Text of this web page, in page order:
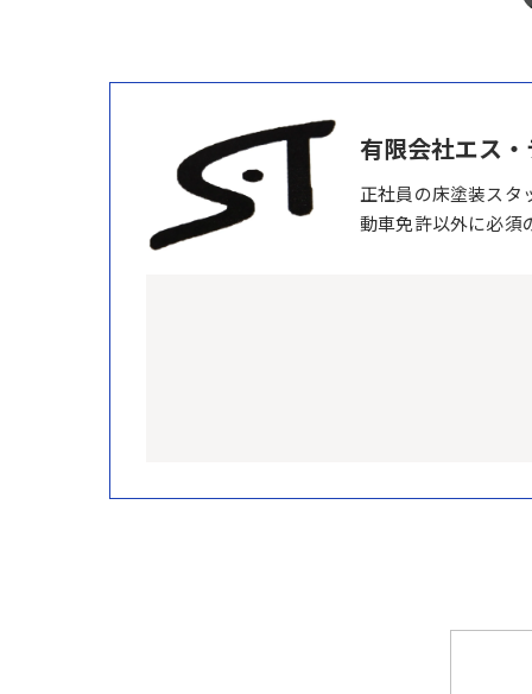
有限会社エス
正社員の床塗装スタ
動車免許以外に必須